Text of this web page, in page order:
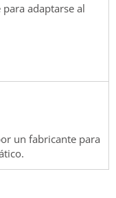
adaptarse al
un fabricante para